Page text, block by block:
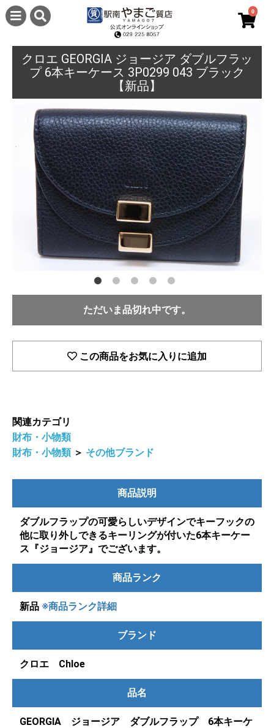
0
クロエ GEORGIA ジョージア ダブルフラッ
プ 6本キーケース 3P0299 043 ブラック
【新品】
ただいま品切れ中です。
この商品をお気に入りに追加
関連カテゴリ
財布・小物類
財布・小物類 ＞ その他ブランド
商品説明
ダブルフラップの可愛らしいデザインでキーフックの
他に取り外しできるキーリングが付いた6本キーケー
ス『ジョージア』でございます。
商品ランク
新品 ※商品ランク詳細
ブランド
クロエ Chloe
品名
GEORGIA ジョージア ダブルフラップ 6本キーケ